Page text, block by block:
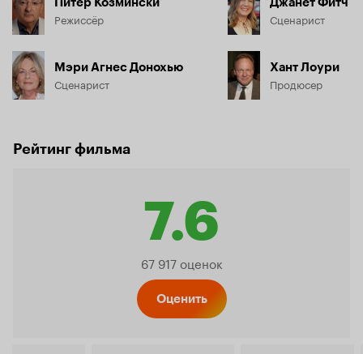
Режиссёр
Мэри Агнес Донохью
Сценарист
Сценарист
Хант Лоури
Продюсер
Рейтинг фильма
7.6
Рейтинг
67 917 оценок
Оценить